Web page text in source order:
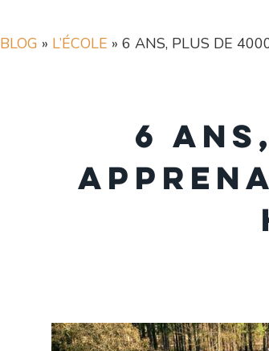
BLOG » L’ÉCOLE » 6 ANS, PLUS DE
6